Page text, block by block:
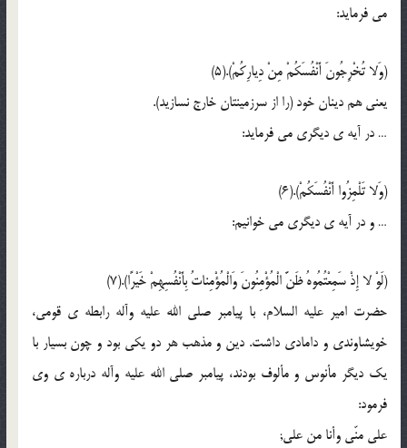
مى فرماید:
(وَلا تُخْرِجُونَ أَنْفُسَکُمْ مِنْ دِیارِکُمْ).(5)
یعنى هم دینان خود (را از سرزمینتان خارج نسازید).
… در آیه ی دیگرى مى فرماید:
(وَلا تَلْمِزُوا أَنْفُسَکُمْ).(6)
… و در آیه ی دیگرى مى خوانیم:
(لَوْ لا إِذْ سَمِعْتُمُوهُ ظَنَّ الْمُؤْمِنُونَ وَالْمُؤْمِناتُ بِأَنْفُسِهِمْ خَیْرًا).(7)
حضرت امیر علیه السلام، با پیامبر صلى الله علیه وآله رابطه ی قومى،
خویشاوندى و دامادى داشت. دین و مذهب هر دو یکى بود و چون بسیار با
یک دیگر مأنوس و مألوف بودند، پیامبر صلى الله علیه وآله درباره ی وى
فرمود:
علی منّی وأنا من علی;